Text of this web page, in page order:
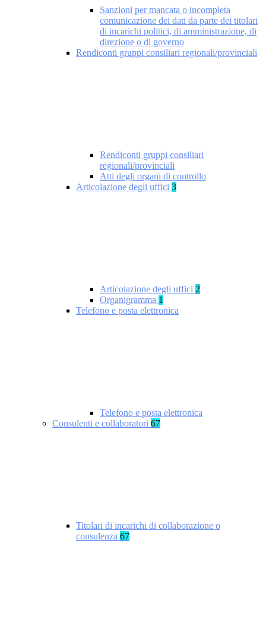
Sanzioni per mancata o incompleta
comunicazione dei dati da parte dei titolari
di incarichi politici, di amministrazione, di
direzione o di governo
Rendiconti gruppi consiliari regionali/provinciali
Rendiconti gruppi consiliari
regionali/provinciali
Atti degli organi di controllo
Articolazione degli uffici 3
Articolazione degli uffici 2
Organigramma 1
Telefono e posta elettronica
Telefono e posta elettronica
Consulenti e collaboratori 67
Titolari di incarichi di collaborazione o
consulenza 67